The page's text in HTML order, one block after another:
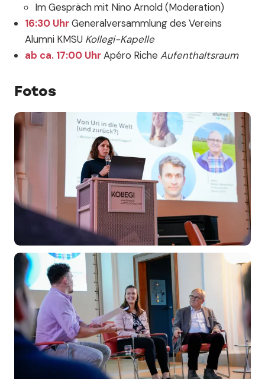
Im Gespräch mit Nino Arnold (Moderation)
16:30 UhrGeneralversammlung des Vereins
Alumni KMSU Kollegi-Kapelle
ab ca. 17:00 UhrApéro RicheAufenthaltsraum
Fotos